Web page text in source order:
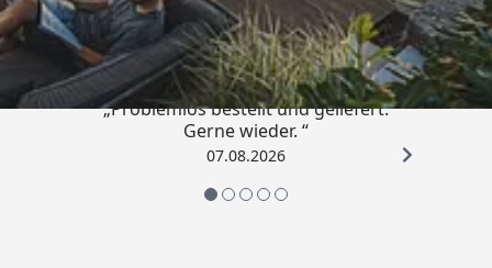
4,85/ 5
„Problemlos bestellt und geliefert.
Gerne wieder. “
07.08.2026